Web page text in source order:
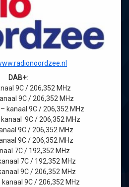
DAB+:
9C / 206,352 MHz
9C / 206,352 MHz
kanaal 9C / 206,352 MHz
9C / 206,352 MHz
9C / 206,352 MHz
9C / 206,352 MHz
7C / 192,352 MHz
7C / 192,352 MHz
9C / 206,352 MHz
9C / 206,352 MHz